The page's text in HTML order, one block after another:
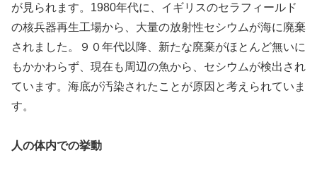
が見られます。1980年代に、イギリスのセラフィールド
の核兵器再生工場から、大量の放射性セシウムが海に廃棄
されました。９０年代以降、新たな廃棄がほとんど無いに
もかかわらず、現在も周辺の魚から、セシウムが検出され
ています。海底が汚染されたことが原因と考えられていま
す。
人の体内での挙動